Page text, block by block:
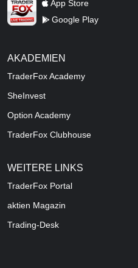
App Store
Google Play
AKADEMIEN
TraderFox Academy
SheInvest
Option Academy
TraderFox Clubhouse
WEITERE LINKS
TraderFox Portal
aktien Magazin
Trading-Desk